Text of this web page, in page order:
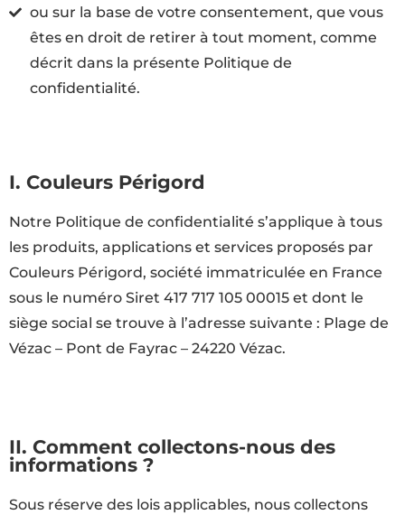
ou sur la base de votre consentement, que vous
êtes en droit de retirer à tout moment, comme
décrit dans la présente Politique de
confidentialité.
I. Couleurs Périgord
Notre Politique de confidentialité s’applique à tous
les produits, applications et services proposés par
Couleurs Périgord, société immatriculée en France
sous le numéro Siret 417 717 105 00015 et dont le
siège social se trouve à l’adresse suivante : Plage de
Vézac – Pont de Fayrac – 24220 Vézac.
II. Comment collectons-nous des
informations ?
Sous réserve des lois applicables, nous collectons